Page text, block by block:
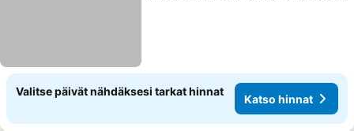
Valitse päivät nähdäksesi tarkat hinnat
Katso hinnat